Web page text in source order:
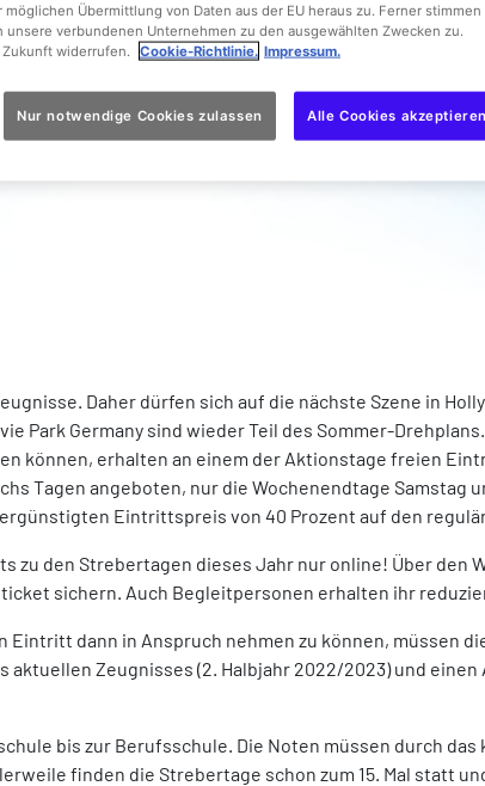
Daher dürfen sich auf die nächste Szene in
Park Germany sind wieder Teil des Sommer-
können, erhalten an einem der Aktionstage freien
Tagen angeboten, nur die Wochenendtage Samstag
Eintrittspreis von 40 Prozent auf den
zu den Strebertagen dieses Jahr nur online! Über den
sichern. Auch Begleitpersonen erhalten ihr
dann in Anspruch nehmen zu können, müssen
Zeugnisses (2. Halbjahr 2022/2023) und einen
bis zur Berufsschule. Die Noten müssen durch
finden die Strebertage schon zum 15. Mal statt
Übermittlung von Daten aus der EU heraus zu. Ferner stimmen
unsere verbundenen Unternehmen zu den ausgewählten Zwecken zu.
widerrufen. Cookie-Richtlinie. Impressum.
Nur notwendige Cookies zulassen Alle Cookies akzeptieren